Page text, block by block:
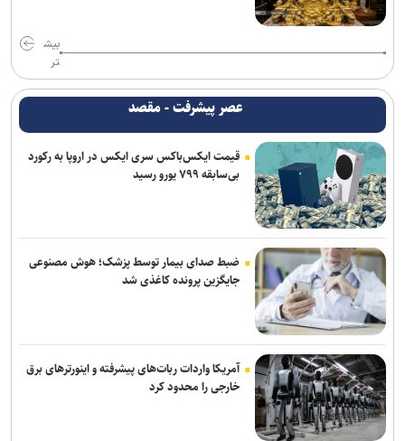
بیش
تر
عصر پیشرفت - مقصد
قیمت ایکس‌باکس سری ایکس در اروپا به رکورد
بی‌سابقه ۷۹۹ یورو رسید
ضبط صدای بیمار توسط پزشک؛ هوش مصنوعی
جایگزین پرونده کاغذی شد
آمریکا واردات ربات‌های پیشرفته و اینورترهای برق
خارجی را محدود کرد